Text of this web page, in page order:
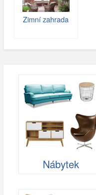
Zimní zahrada
Nábytek